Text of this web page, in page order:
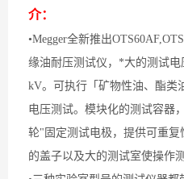
介：
•Megger全新推出
缘油耐压测试仪，*大的测试电
kV。可执行「矿物性油、酯类
电压测试。模块化的测试容器
轮"固定测试电极，提供可重
的盖子以及大的测试室使操作